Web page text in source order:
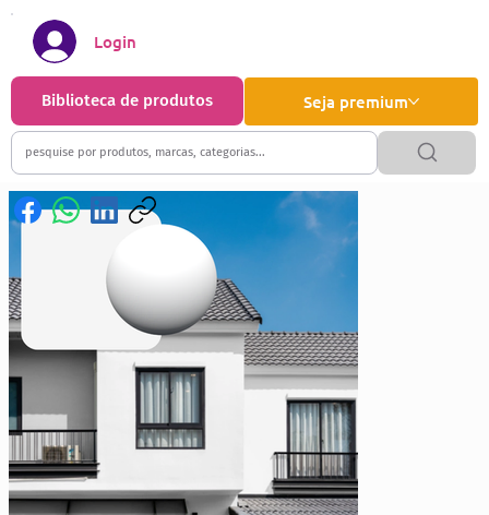
Seja premium
Biblioteca de produtos
Login